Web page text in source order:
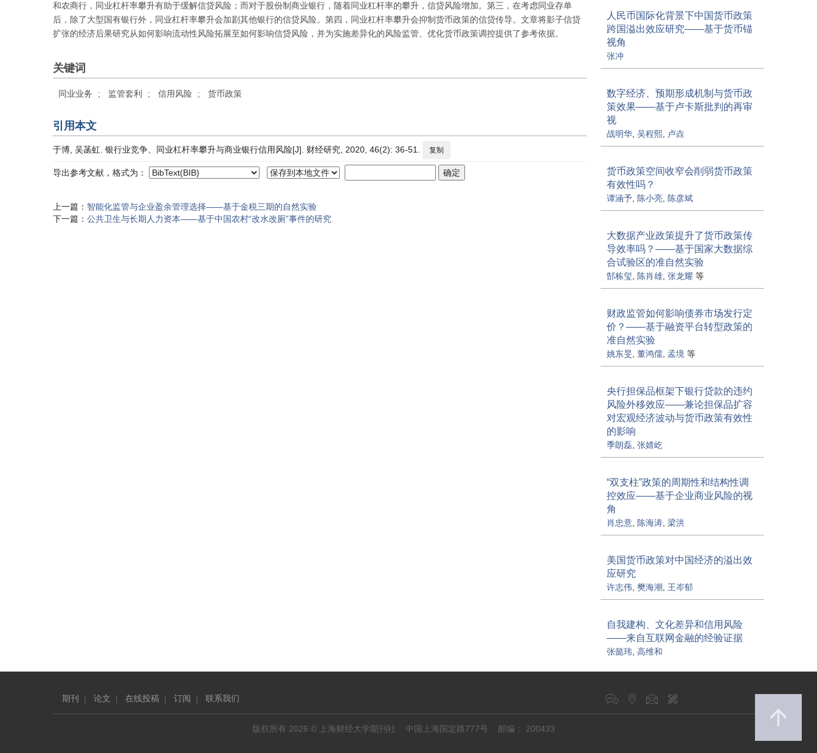
和农商行，同业杠杆率攀升有助于缓解信贷风险；而对于股份制商业银行，随着同业杠杆率的攀升，信贷风险增加。第三，在考虑同业存单
后，除了大型国有银行外，同业杠杆率攀升会加剧其他银行的信贷风险。第四，同业杠杆率攀升会抑制货币政策的信贷传导。文章将影子信贷
扩张的经济后果研究从如何影响流动性风险拓展至如何影响信贷风险，并为实施差异化的风险监管、优化货币政策调控提供了参考依据。
关键词
同业业务 ; 监管套利 ; 信用风险 ; 货币政策
引用本文
于博, 吴菡虹. 银行业竞争、同业杠杆率攀升与商业银行信用风险[J]. 财经研究, 2020, 46(2): 36-51. 复制
导出参考文献，格式为：
上一篇： 智能化监管与企业盈余管理选择——基于金税三期的自然实验
下一篇： 公共卫生与长期人力资本——基于中国农村“改水改厕”事件的研究
人民币国际化背景下中国货币政策
跨国溢出效应研究——基于货币锚
视角
张冲
数字经济、预期形成机制与货币政
策效果——基于卢卡斯批判的再审
视
战明华, 吴程熙, 卢垚
货币政策空间收窄会削弱货币政策
有效性吗？
谭涵予, 陈小亮, 陈彦斌
大数据产业政策提升了货币政策传
导效率吗？——基于国家大数据综
合试验区的准自然实验
郜栋玺 陈肖雄, 张龙耀 等
财政监管如何影响债券市场发行定
价？——基于融资平台转型政策的
准自然实验
姚东旻, 董鸿儒, 孟境 等
央行担保品框架下银行贷款的违约
风险外移效应——兼论担保品扩容
对宏观经济波动与货币政策有效性
的影响
季朗磊, 张婧屹
“双支柱”政策的周期性和结构性调
控效应——基于企业商业风险的视
角
肖忠意, 陈海涛, 梁洪
美国货币政策对中国经济的溢出效
应研究
许志伟, 樊海潮, 王岑郁
自我建构、文化差异和信用风险
——来自互联网金融的经验证据
张懿玮, 高维和
期刊 | 论文 | 在线投稿 | 订阅 | 联系我们
版权所有 2026 © 上海财经大学期刊社 中国上海国定路777号 邮编： 200433